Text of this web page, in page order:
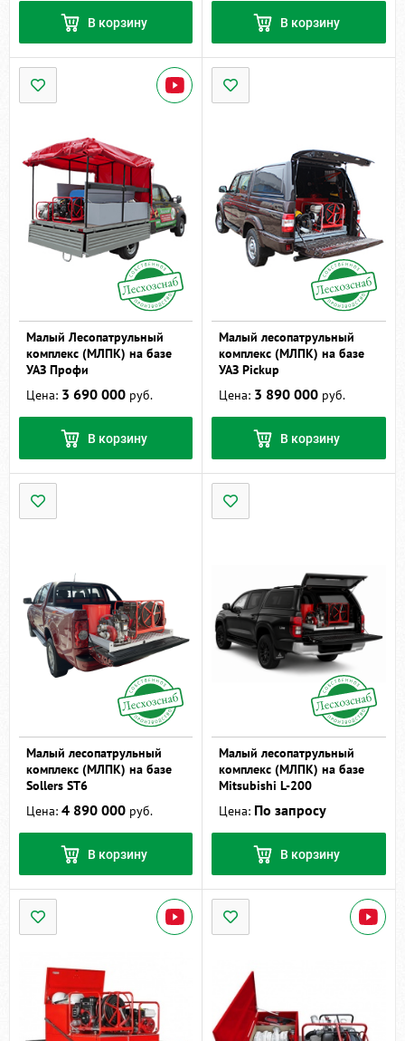
В корзину В корзину
Малый Лесопатрульный
комплекс (МЛПК) на базе
УАЗ Профи
Цена: 3 690 000 руб.
В корзину
Малый лесопатрульный
комплекс (МЛПК) на базе
УАЗ Pickup
Цена: 3 890 000 руб.
В корзину
Малый лесопатрульный
комплекс (МЛПК) на базе
Sollers ST6
Цена: 4 890 000 руб.
В корзину
Малый лесопатрульный
комплекс (МЛПК) на базе
Mitsubishi L-200
Цена: По запросу
В корзину